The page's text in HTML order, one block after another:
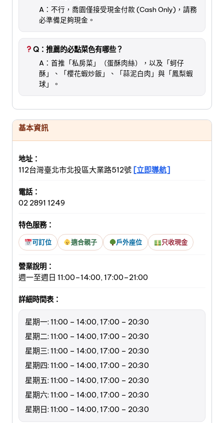
A：不行，喬園僅接受現金付款 (Cash Only)，請務
必準備足夠現金。
Q：推薦的必點菜色有哪些？
A：首推「私房菜」（蛋酥肉絲），以及「蚵仔
酥」、「櫻花蝦炒飯」、「蒜泥白肉」與「鳳梨蝦
球」。
基本資訊
地址：
112台灣臺北市北投區大業路512號 [立即導航]
電話：
02 2891 1249
特色服務：
可訂位 適合親子 戶外座位 只收現金
營業說明：
週一至週日 11:00–14:00, 17:00–21:00
詳細時間表：
星期一: 11:00 – 14:00, 17:00 – 20:30
星期二: 11:00 – 14:00, 17:00 – 20:30
星期三: 11:00 – 14:00, 17:00 – 20:30
星期四: 11:00 – 14:00, 17:00 – 20:30
星期五: 11:00 – 14:00, 17:00 – 20:30
星期六: 11:00 – 14:00, 17:00 – 20:30
星期日: 11:00 – 14:00, 17:00 – 20:30